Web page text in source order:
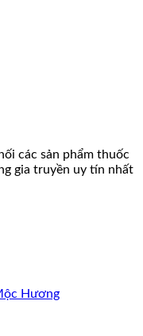
các sản phẩm thuốc
gia truyền uy tín nhất
Hương